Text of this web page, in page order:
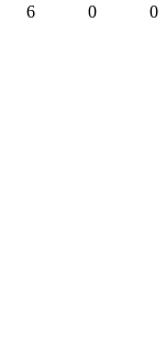
6 0 0